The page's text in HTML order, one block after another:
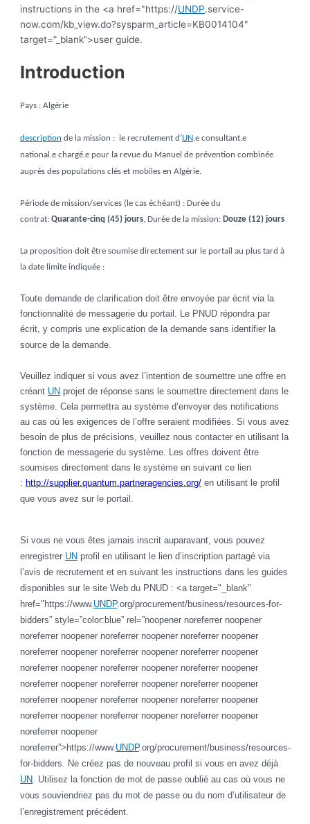
instructions in the <a href="https://UNDP.service-
now.com/kb_view.do?sysparm_article=KB0014104″
target=”_blank”>user guide.
Introduction
Pays : Algérie
description de la mission : le recrutement d’UN.e consultant.e
national.echargé.e pour la revue du Manuel de prévention combinée
auprès des populations clés et mobiles en Algérie.
Période de mission/services (le cas échéant) : Durée du
contrat:Quarante-cinq (45) jours, Durée de la mission: Douze (12) jours
La proposition doit être soumise directement sur le portail au plus tard à
la date limite indiquée :
Toute demande de clarification doit être envoyée par écrit via la
fonctionnalité de messagerie du portail. Le PNUD répondra par
écrit, y compris une explication de la demande sans identifier la
source de la demande.
Veuillez indiquer si vous avez l’intention de soumettre une offre en
créant UN projet de réponse sans le soumettre directement dans le
système. Cela permettra au système d’envoyer des notifications
au cas où les exigences de l’offre seraient modifiées. Si vous avez
besoin de plus de précisions, veuillez nous contacter en utilisant la
fonction de messagerie du système. Les offres doivent être
soumises directement dans le système en suivant ce lien
: http://supplier.quantum.partneragencies.org/ en utilisant le profil
que vous avez sur le portail.
Si vous ne vous êtes jamais inscrit auparavant, vous pouvez
enregistrer UN profil en utilisant le lien d’inscription partagé via
l’avis de recrutement et en suivant les instructions dans les guides
disponibles sur le site Web du PNUD : <a target="_blank"
href="https://www. UNDP.org/procurement/business/resources-for-
bidders” style=”color:blue” rel=”noopener noreferrer noopener
noreferrer noopener noreferrer noopener noreferrer noopener
noreferrer noopener noreferrer noopener noreferrer noopener
noreferrer noopener noreferrer noopener noreferrer noopener
noreferrer noopener noreferrer noopener noreferrer noopener
noreferrer noopener noreferrer noopener noreferrer noopener
noreferrer noopener noreferrer noopener noreferrer noopener
noreferrer noopener
noreferrer”>https://www. UNDP.org/procurement/business/resources-
for-bidders. Ne créez pas de nouveau profil si vous en avez déjà
UN . Utilisez la fonction de mot de passe oublié au cas où vous ne
vous souviendriez pas du mot de passe ou du nom d’utilisateur de
l’enregistrement précédent.